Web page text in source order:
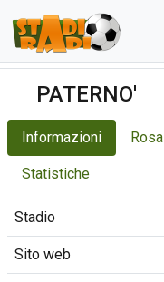
PATERNO'
Informazioni Rosa
Statistiche
Stadio
Sito web